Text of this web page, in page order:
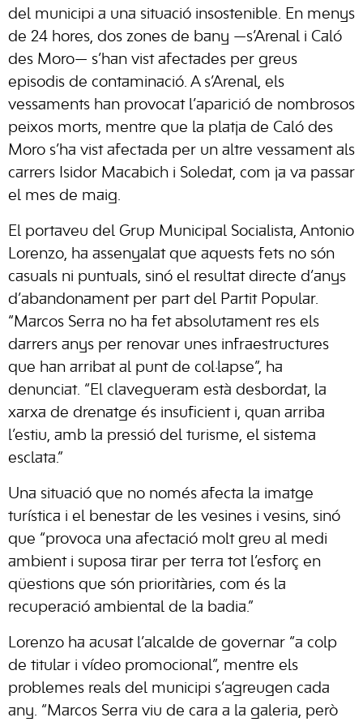
del municipi a una situació insostenible. En menys
de 24 hores, dos zones de bany —s’Arenal i Caló
des Moro— s’han vist afectades per greus
episodis de contaminació. A s’Arenal, els
vessaments han provocat l’aparició de nombrosos
peixos morts, mentre que la platja de Caló des
Moro s’ha vist afectada per un altre vessament als
carrers Isidor Macabich i Soledat, com ja va passar
el mes de maig.
El portaveu del Grup Municipal Socialista, Antonio
Lorenzo, ha assenyalat que aquests fets no són
casuals ni puntuals, sinó el resultat directe d’anys
d’abandonament per part del Partit Popular.
“Marcos Serra no ha fet absolutament res els
darrers anys per renovar unes infraestructures
que han arribat al punt de col·lapse”, ha
denunciat. “El clavegueram està desbordat, la
xarxa de drenatge és insuficient i, quan arriba
l’estiu, amb la pressió del turisme, el sistema
esclata.”
Una situació que no només afecta la imatge
turística i el benestar de les vesines i vesins, sinó
que “provoca una afectació molt greu al medi
ambient i suposa tirar per terra tot l’esforç en
qüestions que són prioritàries, com és la
recuperació ambiental de la badia.”
Lorenzo ha acusat l’alcalde de governar “a colp
de titular i vídeo promocional”, mentre els
problemes reals del municipi s’agreugen cada
any. “Marcos Serra viu de cara a la galeria, però